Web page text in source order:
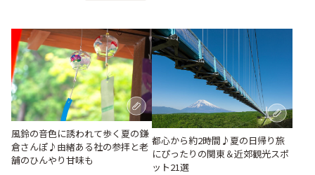
風鈴の音色に誘われて歩く夏の鎌
倉さんぽ♪由緒ある社の参拝と老
舗のひんやり甘味も
都心から約2時間♪夏の日帰り旅
にぴったりの関東＆近郊観光スポ
ット21選